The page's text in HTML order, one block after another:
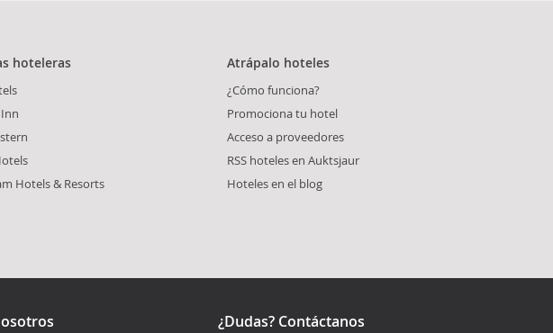
hoteleras
Hotels & Resorts
Atrápalo hoteles
¿Cómo funciona?
Promociona tu hotel
Acceso a proveedores
RSS hoteles en Auktsjaur
Hoteles en el blog
¿Dudas? Contáctanos